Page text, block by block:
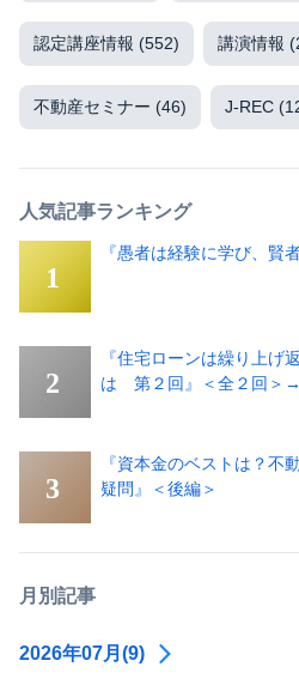
認定講座情報 (552) 講演情報
不動産セミナー (46) J-REC
人気記事ランキング
『愚者は経験に学び、賢
『住宅ローンは繰り上げ
は 第２回』＜全２回＞→
『資本金のベストは？不
疑問』＜後編＞
月別記事
2026年07月(9)